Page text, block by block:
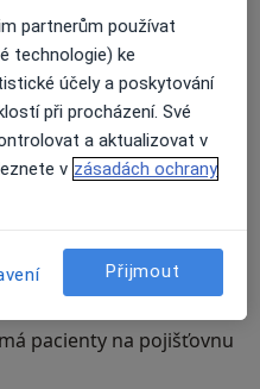
otevře v nové záložce
není aktivní
pacienty na pojišťovnu
partnerům používat
technologie) ke
účely a poskytování
při procházení. Své
a aktualizovat v
v zásadách ochrany
Přijmout